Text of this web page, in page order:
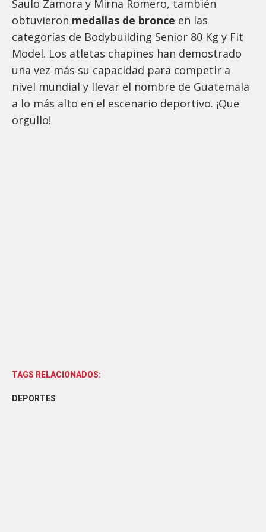
Saulo Zamora y Mirna Romero, también
obtuvieron medallas de bronce en las
categorías de Bodybuilding Senior 80 Kg y Fit
Model. Los atletas chapines han demostrado
una vez más su capacidad para competir a
nivel mundial y llevar el nombre de Guatemala
a lo más alto en el escenario deportivo. ¡Que
orgullo!
TAGS RELACIONADOS:
DEPORTES